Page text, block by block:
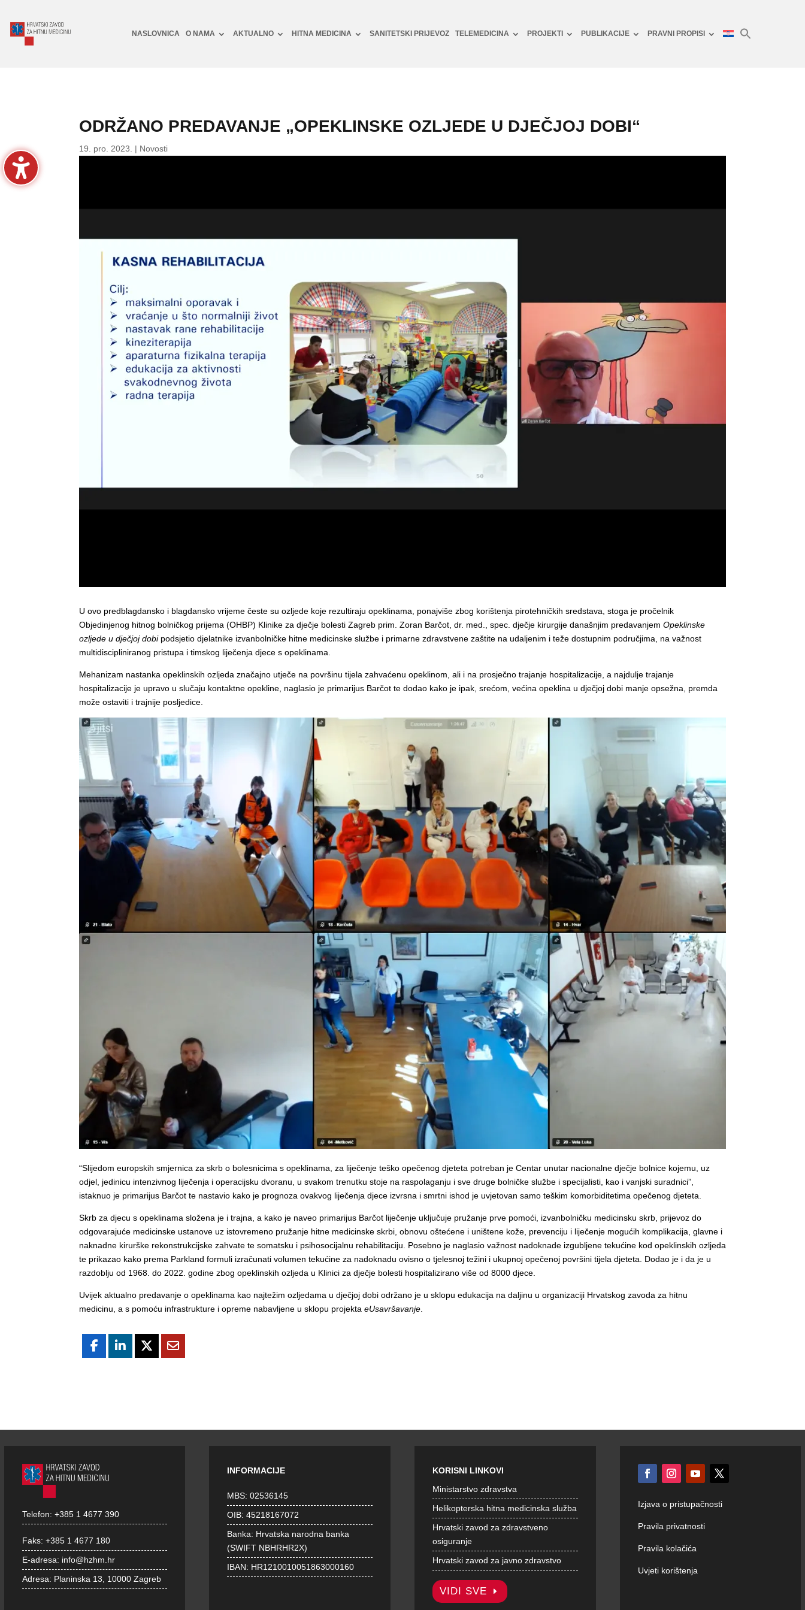
NASLOVNICA O NAMA AKTUALNO HITNA MEDICINA SANITETSKI PRIJEVOZ TELEMEDICINA PROJEKTI PUBLIKACIJE PRAVNI PROPISI
ODRŽANO PREDAVANJE „OPEKLINSKE OZLJEDE U DJEČJOJ DOBI“
19. pro. 2023. | Novosti
U ovo predblagdansko i blagdansko vrijeme česte su ozljede koje rezultiraju opeklinama, ponajviše zbog korištenja pirotehničkih sredstava, stoga je pročelnik
Objedinjenog hitnog bolničkog prijema (OHBP) Klinike za dječje bolesti Zagreb prim. Zoran Barčot, dr. med., spec. dječje kirurgije današnjim predavanjem Opeklinske
ozljede u dječjoj dobipodsjetio djelatnike izvanbolničke hitne medicinske službe i primarne zdravstvene zaštite na udaljenim i teže dostupnim područjima, na važnost
multidiscipliniranog pristupa i timskog liječenja djece s opeklinama.
Mehanizam nastanka opeklinskih ozljeda značajno utječe na površinu tijela zahvaćenu opeklinom, ali i na prosječno trajanje hospitalizacije, a najdulje trajanje
hospitalizacije je upravo u slučaju kontaktne opekline, naglasio je primarijus Barčot te dodao kako je ipak, srećom, većina opeklina u dječjoj dobi manje opsežna, premda
može ostaviti i trajnije posljedice.
“Slijedom europskih smjernica za skrb o bolesnicima s opeklinama, za liječenje teško opečenog djeteta potreban je Centar unutar nacionalne dječje bolnice kojemu, uz
odjel, jedinicu intenzivnog liječenja i operacijsku dvoranu, u svakom trenutku stoje na raspolaganju i sve druge bolničke službe i specijalisti, kao i vanjski suradnici”,
istaknuo je primarijus Barčot te nastavio kako je prognoza ovakvog liječenja djece izvrsna i smrtni ishod je uvjetovan samo teškim komorbiditetima opečenog djeteta.
Skrb za djecu s opeklinama složena je i trajna, a kako je naveo primarijus Barčot liječenje uključuje pružanje prve pomoći, izvanbolničku medicinsku skrb, prijevoz do
odgovarajuće medicinske ustanove uz istovremeno pružanje hitne medicinske skrbi, obnovu oštećene i uništene kože, prevenciju i liječenje mogućih komplikacija, glavne i
naknadne kirurške rekonstrukcijske zahvate te somatsku i psihosocijalnu rehabilitaciju. Posebno je naglasio važnost nadoknade izgubljene tekućine kod opeklinskih ozljeda
te prikazao kako prema Parkland formuli izračunati volumen tekućine za nadoknadu ovisno o tjelesnoj težini i ukupnoj opečenoj površini tijela djeteta. Dodao je i da je u
razdoblju od 1968. do 2022. godine zbog opeklinskih ozljeda u Klinici za dječje bolesti hospitalizirano više od 8000 djece.
Uvijek aktualno predavanje o opeklinama kao najtežim ozljedama u dječjoj dobi održano je u sklopu edukacija na daljinu u organizaciji Hrvatskog zavoda za hitnu
medicinu, a s pomoću infrastrukture i opreme nabavljene u sklopu projekta eUsavršavanje.
Telefon: +385 1 4677 390
Faks: +385 1 4677 180
E-adresa: info@hzhm.hr
Adresa: Planinska 13, 10000 Zagreb
INFORMACIJE
MBS: 02536145
OIB: 45218167072
Banka: Hrvatska narodna banka
(SWIFT NBHRHR2X)
IBAN: HR1210010051863000160
KORISNI LINKOVI
Ministarstvo zdravstva
Helikopterska hitna medicinska služba
Hrvatski zavod za zdravstveno
osiguranje
Hrvatski zavod za javno zdravstvo
VIDI SVE
Izjava o pristupačnosti
Pravila privatnosti
Pravila kolačića
Uvjeti korištenja